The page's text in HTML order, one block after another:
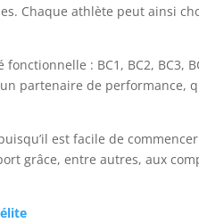
Chaque athlète peut ainsi
: BC1, BC2, BC3,
partenaire de performance,
est facile de
grâce, entre autres, aux